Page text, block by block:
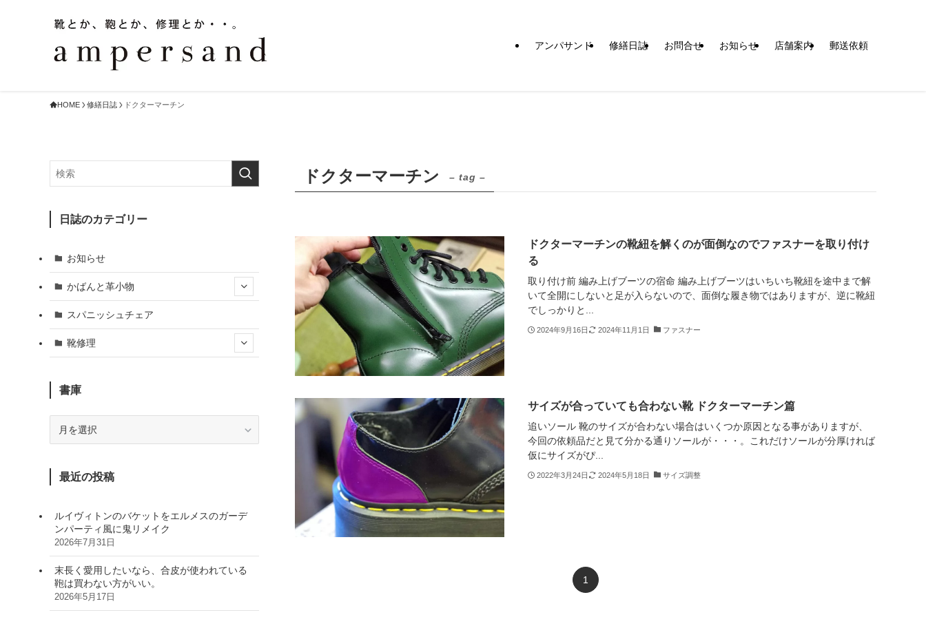
アンパサンド 修繕日誌 お問合せ お知らせ 店舗案内 郵送依頼
HOME 修繕日誌 ドクターマーチン
ドクターマーチン – tag –
ドクターマーチンの靴紐を解くのが面倒なのでファスナーを取り付け
る
取り付け前 編み上げブーツの宿命 編み上げブーツはいちいち靴紐を途中まで解
いて全開にしないと足が入らないので、面倒な履き物ではありますが、逆に靴紐
でしっかりと...
2024年9月16日 2024年11月1日 ファスナー
サイズが合っていても合わない靴 ドクターマーチン篇
追いソール 靴のサイズが合わない場合はいくつか原因となる事がありますが、
今回の依頼品だと見て分かる通りソールが・・・。これだけソールが分厚ければ
仮にサイズがぴ...
2022年3月24日 2024年5月18日 サイズ調整
1
日誌のカテゴリー
お知らせ
かばんと革小物
スパニッシュチェア
靴修理
書庫
最近の投稿
ルイヴィトンのバケットをエルメスのガーデ
ンパーティ風に鬼リメイク
2026年7月31日
末長く愛用したいなら、合皮が使われている
鞄は買わない方がいい。
2026年5月17日